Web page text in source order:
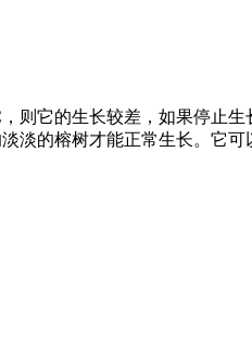
则它的生长较差，如果停
淡的榕树才能正常生长。它